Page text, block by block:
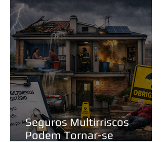
Seguros Multirriscos
Podem Tornar-se